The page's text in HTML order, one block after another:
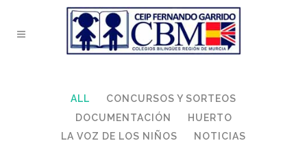
ALL
CONCURSOS Y SORTEOS
DOCUMENTACIÓN
HUERTO
LA VOZ DE LOS NIÑOS
NOTICIAS